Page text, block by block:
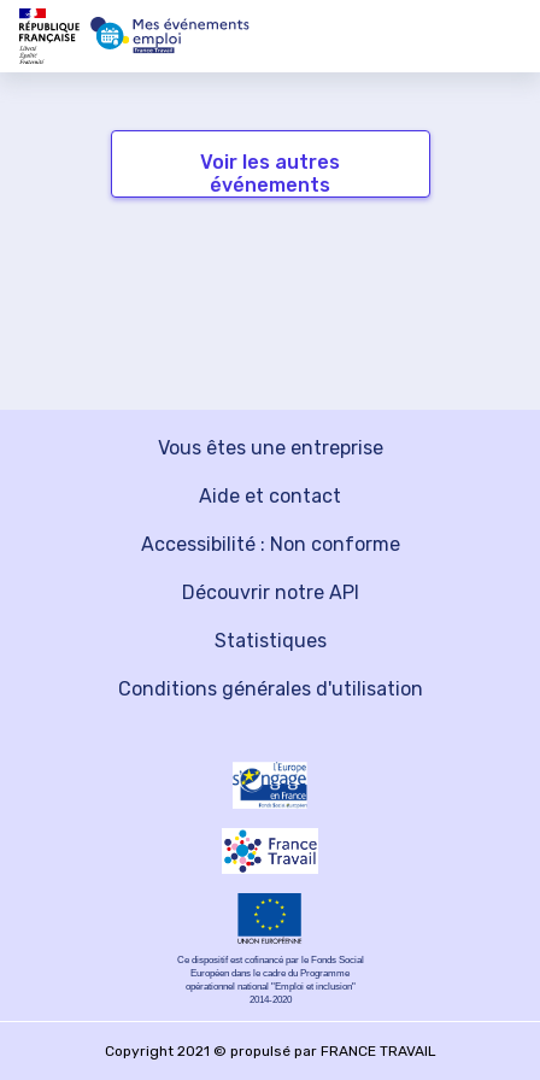
Voir les autres
événements
Vous êtes une entreprise
Découvrir notre API
Aide et contact
Statistiques
Accessibilité : Non conforme
Conditions générales d'utilisation
Ce dispositif est cofinancé par le Fonds Social
Européen dans le cadre du Programme
opérationnel national "Emploi et inclusion"
2014-2020
Copyright 2021 © propulsé par FRANCE TRAVAIL